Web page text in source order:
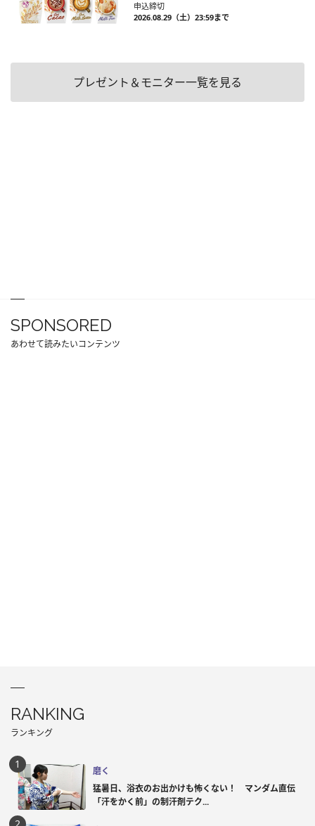
申込締切
2026.08.29（土）23:59まで
プレゼント＆モニター一覧を見る
SPONSORED
あわせて読みたいコンテンツ
RANKING
ランキング
磨く
猛暑日、浴衣のお出かけも怖くない！ マンダム直伝
「汗をかく前」の制汗剤テク...